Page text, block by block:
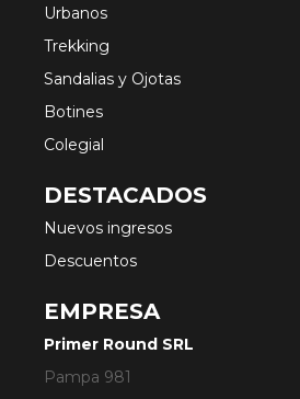
Urbanos
Trekking
Sandalias y Ojotas
Botines
Colegial
DESTACADOS
Nuevos ingresos
Descuentos
EMPRESA
Primer Round SRL
Pampa 981